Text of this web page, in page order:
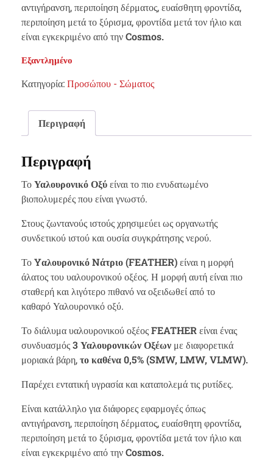
αντιγήρανση, περιποίηση δέρματος, ευαίσθητη φροντίδα,
περιποίηση μετά το ξύρισμα, φροντίδα μετά τον ήλιο και
είναι εγκεκριμένο από τηνCosmos.
Εξαντλημένο
Κατηγορία:Προσώπου - Σώματος
Περιγραφή
Περιγραφή
ΤοΥαλουρονικό Οξύείναι το πιο ενυδατωμένο
βιοπολυμερές που είναι γνωστό.
Στους ζωντανούς ιστούς χρησιμεύει ως οργανωτής
συνδετικού ιστού και ουσία συγκράτησης νερού.
ΤοYαλουρονικόNάτριο (FEATHER)είναι η μορφή
άλατος του υαλουρονικού οξέος. Η μορφή αυτή είναι πιο
σταθερή και λιγότερο πιθανό να οξειδωθεί από το
καθαρό Υαλουρονικό οξύ.
Το διάλυμα υαλουρονικού οξέοςFEATHERείναι ένας
συνδυασμός3 Υαλουρονικών Οξέων με διαφορετικά
μοριακά βάρη,το καθένα 0,5% (SMW, LMW, VLMW).
Παρέχει εντατική υγρασία και καταπολεμά τις ρυτίδες.
Είναι κατάλληλο για διάφορες εφαρμογές όπως
αντιγήρανση, περιποίηση δέρματος, ευαίσθητη φροντίδα,
περιποίηση μετά το ξύρισμα, φροντίδα μετά τον ήλιο και
είναι εγκεκριμένο από τηνCosmos.